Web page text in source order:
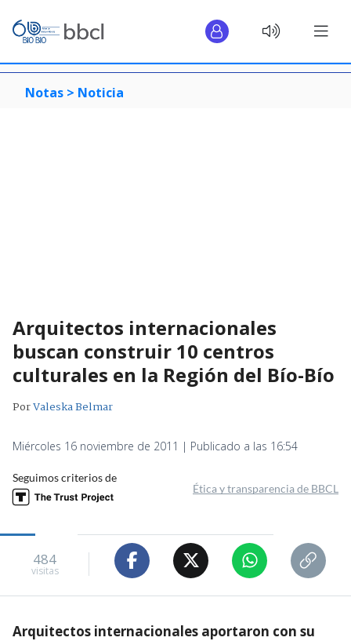
Notas > Noticia
Arquitectos internacionales
buscan construir 10 centros
culturales en la Región del Bío-Bío
PorValeska Belmar
Miércoles 16 noviembre de 2011 | Publicado a las 16:54
Seguimos criterios de
Ética y transparencia de BBCL
484
visitas
Arquitectos internacionales aportaron con su